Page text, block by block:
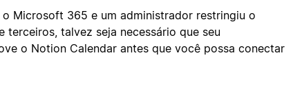
o Microsoft 365 e um administrador restringiu o
terceiros, talvez seja necessário que seu
o Notion Calendar antes que você possa conectar